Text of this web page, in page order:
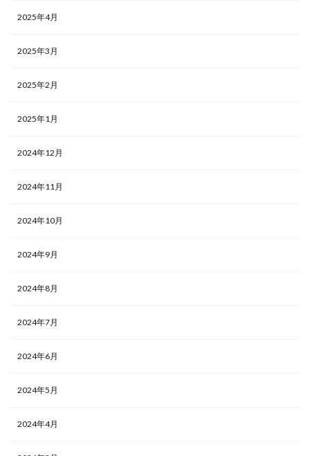
2025年4月
2025年3月
2025年2月
2025年1月
2024年12月
2024年11月
2024年10月
2024年9月
2024年8月
2024年7月
2024年6月
2024年5月
2024年4月